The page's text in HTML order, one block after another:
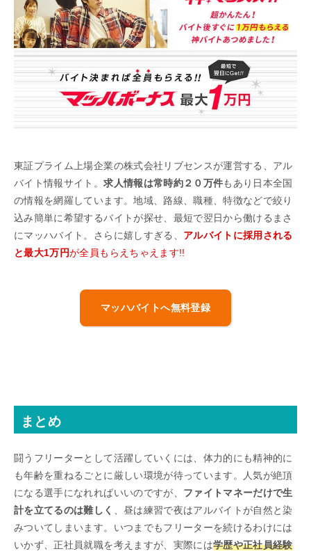
東証プライム上場企業の株式会社リブセンスが運営する、アル
バイト情報サイト。求人情報は常時約２０万件もあり日本全国
の情報を網羅しています。地域、路線、職種、特徴などで絞り
込み簡単に希望するバイトが探せ、最短で翌日から働けるまさ
にマッハバイト。さらに嬉しすぎる、 アルバイトに採用される
と最大1万円が全員もらえちゃえます!!
マッハバイトへ無料登録
まとめ
闘うフリーターとして活躍していくには、体力的にも精神的に
も年齢を重ねるごとに厳しい環境が待っています。人気が絶頂
になる選手になれればいいのですが、 ファイトマネーだけで生
計を立てるのは難しく
、昼は練習で夜はアルバイトが自然と染
みついてしまいます。いつまでもフリーターを続けるわけには
いかず、正社員就職を考えますが、実際には学歴や正社員経験